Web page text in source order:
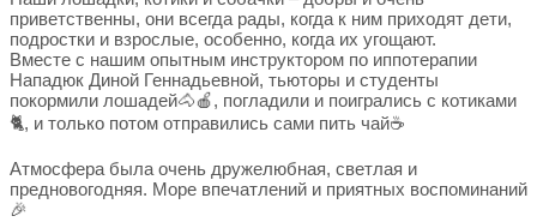
приветственны, они всегда рады, когда к ним приходят дети,
подростки и взрослые, особенно, когда их угощают.
Вместе с нашим опытным инструктором по иппотерапии
Нападюк Диной Геннадьевной, тьюторы и студенты
покормили лошадей🐴🍎, погладили и поигрались с котиками
🐈, и только потом отправились сами пить чай☕
Атмосфера была очень дружелюбная, светлая и
предновогодняя. Море впечатлений и приятных воспоминаний
🎉